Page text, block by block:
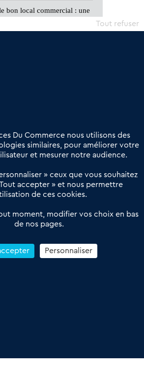
bon local commercial : une
Du Commerce nous utilisons des
similaires, pour améliorer votre
et mesurer notre audience.
» ceux que vous souhaitez
accepter » et nous permettre
de ces cookies.
moment, modifier vos choix en bas
de nos pages.
Tout refuser
Personnaliser